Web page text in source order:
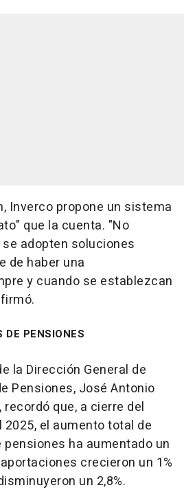
Inverco propone un sistema
que la cuenta. "No
adopten soluciones
de haber una
y cuando se establezcan
DE PENSIONES
la Dirección General de
Pensiones, José Antonio
que, a cierre del
el aumento total de
ha aumentado un
crecieron un 1%
un 2,8%.